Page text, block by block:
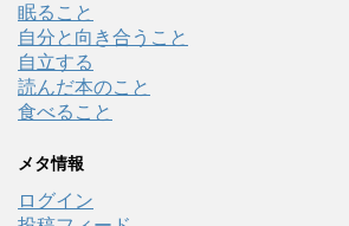
眠ること
自分と向き合うこと
自立する
読んだ本のこと
食べること
メタ情報
ログイン